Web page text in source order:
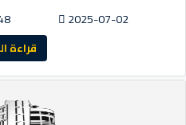
2025-07-02
قراءة المزيد